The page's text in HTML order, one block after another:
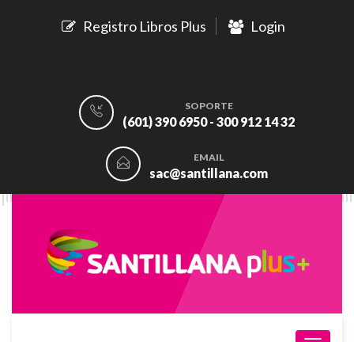
Registro Libros Plus Login
SOPORTE
(601) 390 6950 - 300 912 14 32
EMAIL
sac@santillana.com